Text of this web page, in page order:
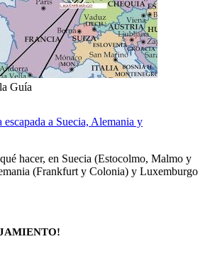
Guía
a Suecia, Alemania y
hacer, en Suecia (Estocolmo, Malmo y
(Frankfurt y Colonia) y Luxemburgo